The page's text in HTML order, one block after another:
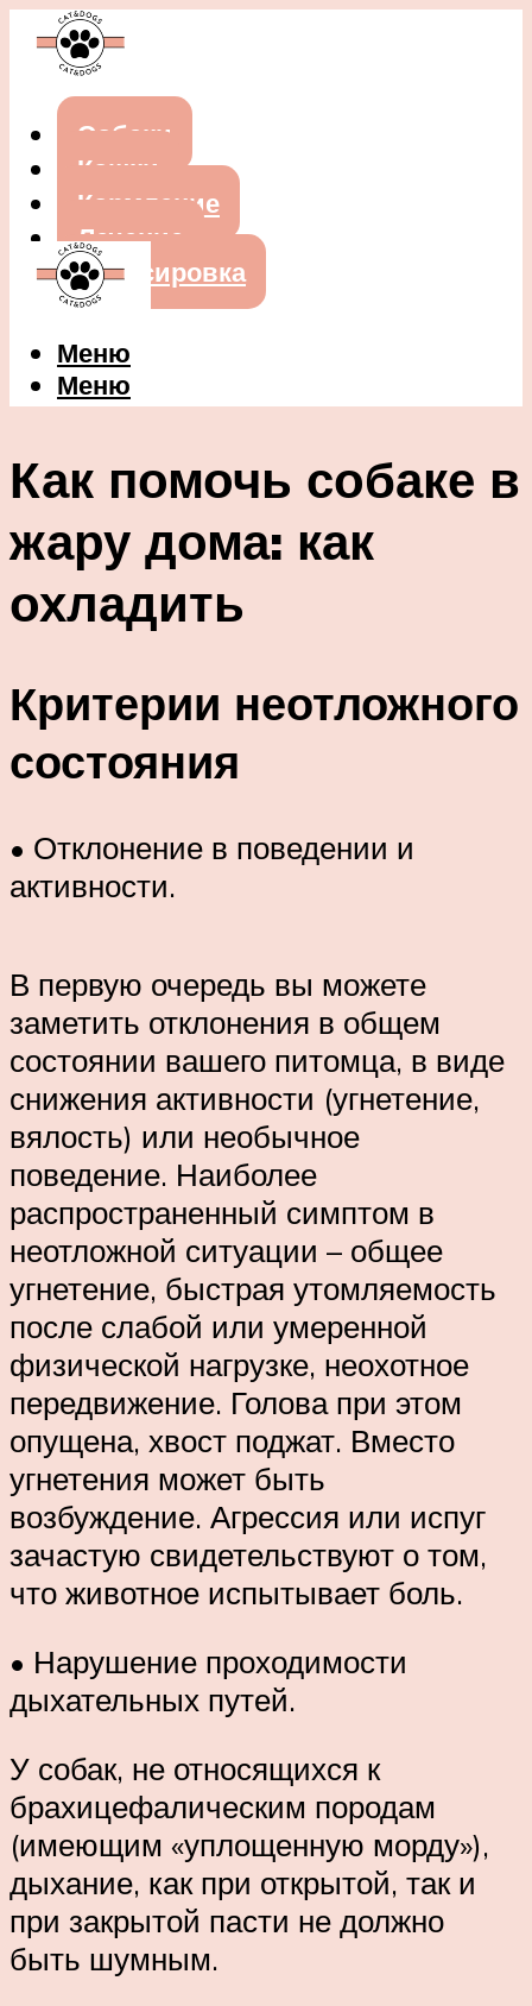
Собаки
Кошки
Кормление
Лечение
Дрессировка
Меню
Меню
Как помочь собаке в
жару дома: как
охладить
Критерии неотложного
состояния
• Отклонение в поведении и
активности.
В первую очередь вы можете
заметить отклонения в общем
состоянии вашего питомца, в виде
снижения активности (угнетение,
вялость) или необычное
поведение. Наиболее
распространенный симптом в
неотложной ситуации – общее
угнетение, быстрая утомляемость
после слабой или умеренной
физической нагрузке, неохотное
передвижение. Голова при этом
опущена, хвост поджат. Вместо
угнетения может быть
возбуждение. Агрессия или испуг
зачастую свидетельствуют о том,
что животное испытывает боль.
• Нарушение проходимости
дыхательных путей.
У собак, не относящихся к
брахицефалическим породам
(имеющим «уплощенную морду»),
дыхание, как при открытой, так и
при закрытой пасти не должно
быть шумным.